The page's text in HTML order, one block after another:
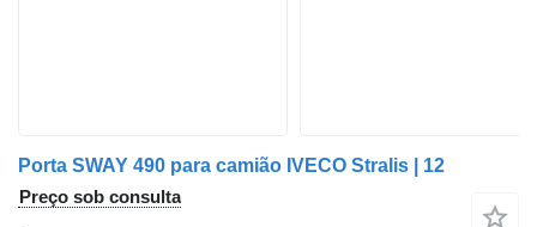
Porta SWAY 490 para camião IVECO Stralis | 12
Preço sob consulta